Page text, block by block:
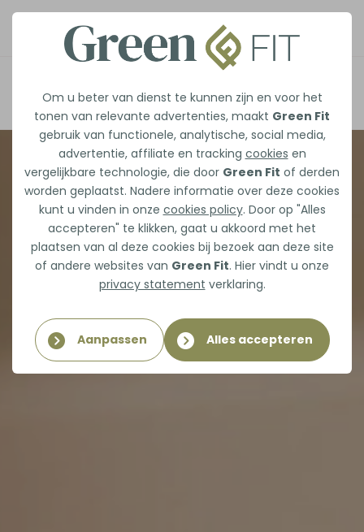
Om u beter van dienst te kunnen zijn en voor het
tonen van relevante advertenties, maakt Green Fit
gebruik van functionele, analytische, social media,
advertentie, affiliate en tracking cookies en
vergelijkbare technologie, die door Green Fit of derden
worden geplaatst. Nadere informatie over deze cookies
kunt u vinden in onze cookies policy. Door op "Alles
accepteren" te klikken, gaat u akkoord met het
plaatsen van al deze cookies bij bezoek aan deze site
of andere websites van Green Fit. Hier vindt u onze
privacy statement verklaring.
Aanpassen Alles accepteren
Afspraak maken